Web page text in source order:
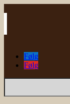
Følg
Følg
Søg